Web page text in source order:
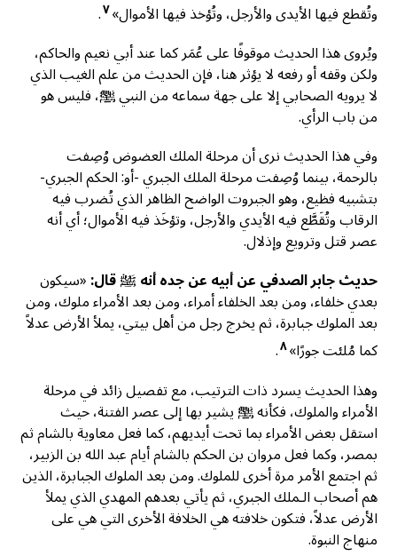
وتُقطع فيها الأيدى والأرجل، وتُؤخذ فيها الأموال»٧.
ويُروى هذا الحديث موقوفًا على عُمَر كما عند أبي نعيم والحاكم،
ولكن وقفه أو رفعه لا يؤثر هنا، فإن الحديث من علم الغيب الذي
لا يرويه الصحابي إلا على جهة سماعه من النبي ﷺ، فليس هو
من باب الرأي.
وفي هذا الحديث نرى أن مرحلة الملك العضوض وُصِفت
بالرحمة، بينما وُصِفت مرحلة الملك الجبري -أو: الحكم الجبري-
بتشبيه فظيع، وهو الجبروت الواضح الظاهر الذي تُضرب فيه
الرقاب وتُقَطَّع فيه الأيدي والأرجل، وتؤخَذ فيه الأموال؛ أي أنه
عصر قتل وترويع وإذلال.
حديث جابر الصدفي عن أبيه عن جده أنه ﷺ قال:«سيكون
بعدي خلفاء، ومن بعد الخلفاء أمراء، ومن بعد الأمراء ملوك، ومن
بعد الملوك جبابرة، ثم يخرج رجل من أهل بيتي، يملأ الأرض عدلاً
كما مُلئت جورًا»٨.
وهذا الحديث يسرد ذات الترتيب، مع تفصيل زائد في مرحلة
الأمراء والملوك، فكأنه ﷺ يشير بها إلى عصر الفتنة، حيث
استقل بعض الأمراء بما تحت أيديهم، كما فعل معاوية بالشام ثم
بمصر، وكما فعل مروان بن الحكم بالشام أيام عبد الله بن الزبير،
ثم اجتمع الأمر مرة أخرى للملوك. ومن بعد الملوك الجبابرة، الذين
هم أصحاب الـملك الجبري، ثم يأتي بعدهم المهدي الذي يملأ
الأرض عدلاً، فتكون خلافته هي الخلافة الأخرى التي هي على
منهاج النبوة.